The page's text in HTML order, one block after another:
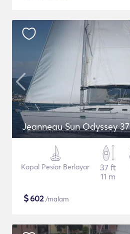
Jeanneau Sun Odyssey 37
Kapal Pesiar Berlayar
37 ft
11 m
$602/malam